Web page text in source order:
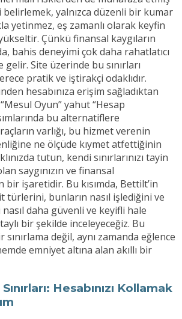
yalnızca düzenli bir kumar
yetinmez, eş zamanlı olarak keyfin
yükseltir. Çünkü finansal kaygıların
bahis deneyimi çok daha rahatlatıcı
Site üzerinde bu sınırları
pratik ve iştirakçi odaklıdır.
hesabınıza erişim sağladıktan
Oyun” yahut “Hesap
bu alternatiflere
varlığı, bu hizmet verenin
ne ölçüde kıymet atfettiğinin
tutun, kendi sınırlarınızı tayin
saygınızın ve finansal
işaretidir. Bu kısımda, Bettilt’in
türlerini, bunların nasıl işlediğini ve
daha güvenli ve keyifli hale
bir şekilde inceleyeceğiz. Bu
sınırlama değil, aynı zamanda eğlence
emniyet altına alan akıllı bir
Hesabınızı Kollamak